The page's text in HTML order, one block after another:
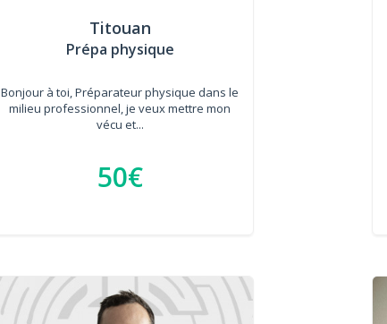
Titouan
Prépa physique
Bonjour à toi, Préparateur physique dans le
milieu professionnel, je veux mettre mon
vécu et...
50€